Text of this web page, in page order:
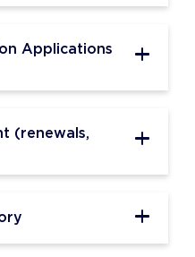
Applications
(renewals,